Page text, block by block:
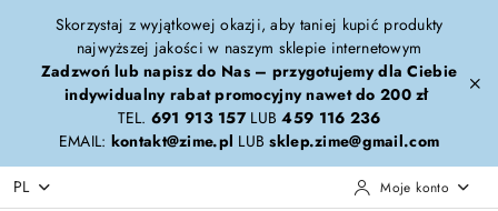
Przejdź do treści głównej
Przejdź do wyszukiwarki
Przejdź do moje konto
Przejdź do menu głównego
Przejdź do opisu produktu
Przejdź do stopki
Skorzystaj z wyjątkowej okazji, aby taniej kupić produkty
najwyższej jakości w naszym sklepie internetowym
Zadzwoń lub napisz do Nas – przygotujemy dla Ciebie
indywidualny rabat promocyjny nawet do 200 zł
TEL. 691 913 157LUB459 116 236
EMAIL: kontakt@zime.pl LUBsklep.zime@gmail.com
PL Moje konto